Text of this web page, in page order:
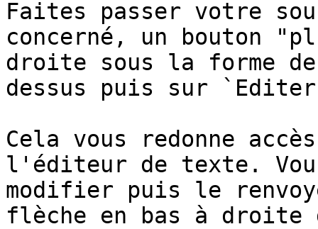
Faites passer votre
concerné, un bouton
droite sous la forme
dessus puis sur
Cela vous redonne
l'éditeur de texte.
modifier puis le
flèche en bas à droite